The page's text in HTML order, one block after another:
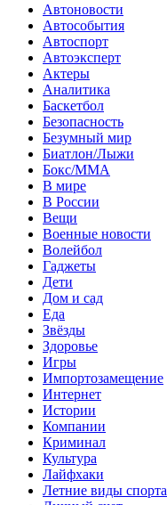
Автоновости
Автособытия
Автоспорт
Автоэксперт
Актеры
Аналитика
Баскетбол
Безопасность
Безумный мир
Биатлон/Лыжи
Бокс/MMA
В мире
В России
Вещи
Военные новости
Волейбол
Гаджеты
Дети
Дом и сад
Еда
Звёзды
Здоровье
Игры
Импортозамещение
Интернет
Истории
Компании
Криминал
Культура
Лайфхаки
Летние виды спорта